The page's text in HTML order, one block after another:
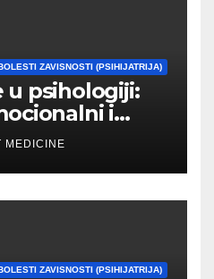
ZAVISNOSTI (PSIHIJATRIJA)
u psihologiji:
i
MEDICINE
ZAVISNOSTI (PSIHIJATRIJA)